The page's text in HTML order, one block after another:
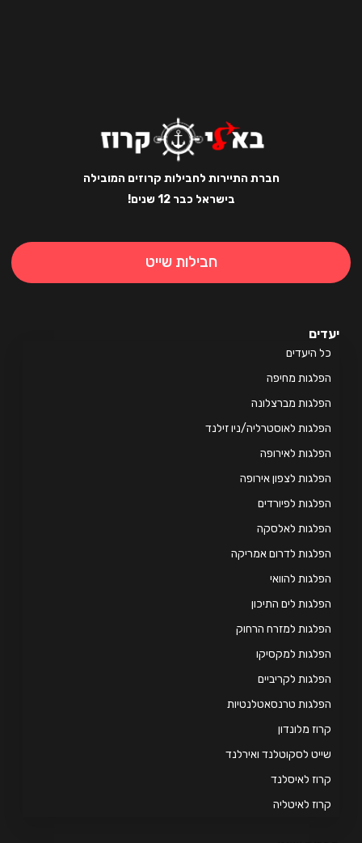
חברת התיירות לחבילות קרוזים המובילה
בישראל כבר 12 שנים!
חבילות שייט
היעדים
מחיפה
מברצלונה
לאוסטרליה/ניו זילנד
לאירופה
לצפון אירופה
לפיורדים
לאלסקה
לדרום אמריקה
להוואי
לים התיכון
למזרח הרחוק
למקסיקו
לקריביים
טרנסאטלנטיות
מלונדון
לסקוטלנד ואירלנד
לאיסלנד
לאיטליה